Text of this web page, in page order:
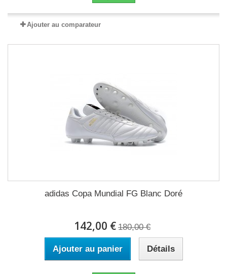
Ajouter au comparateur
adidas Copa Mundial FG Blanc Doré
142,00 € 180,00 €
Ajouter au panier Détails